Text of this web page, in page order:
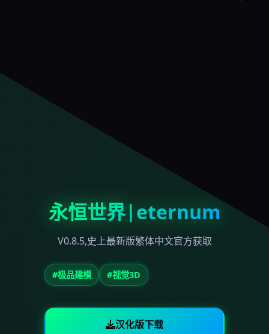
永恒世界|eternum
V0.8.5,史上最新版繁体中文官方获取
#极品建模 #视觉3D
汉化版下载